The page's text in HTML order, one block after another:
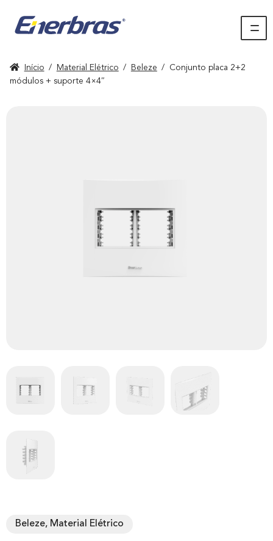
Início / Material Elétrico / Beleze /
Conjunto placa 2+2
módulos + suporte 4×4″
Beleze, Material Elétrico